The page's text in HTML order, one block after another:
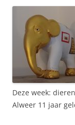
Deze week: dieren
Alweer 11 jaar